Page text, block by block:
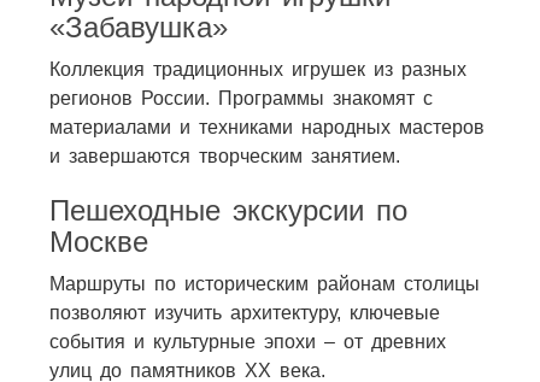
«Забавушка»
Коллекция традиционных игрушек из разных
регионов России. Программы знакомят с
материалами и техниками народных мастеров
и завершаются творческим занятием.
Пешеходные экскурсии по
Москве
Маршруты по историческим районам столицы
позволяют изучить архитектуру, ключевые
события и культурные эпохи – от древних
улиц до памятников XX века.